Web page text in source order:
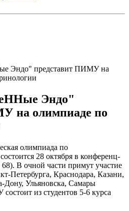
Эндо" представит ПИМУ на
Эндо"
на олимпиаде по
олимпиада по
28 октября в конференц-
В очной части примут участие
Петербурга, Краснодара, Казани,
Дону, Ульяновска, Самары
из студентов 5-6 курса